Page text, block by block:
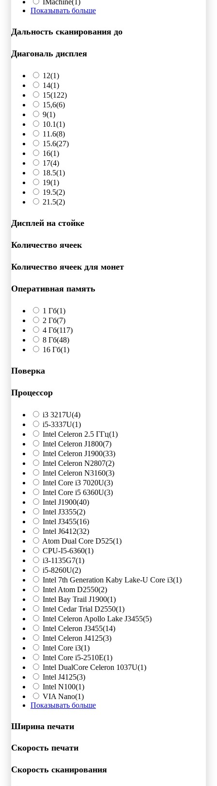
IMachine(1)
Показывать больше
Дальность сканирования до
Диагональ дисплея
12(1)
14(1)
15(122)
15,6(6)
9(1)
10.1(1)
11.6(8)
15.6(27)
16(1)
17(4)
18.5(1)
19(1)
19.5(2)
21.5(2)
Дисплей на стойке
Количество ячеек
Количество ячеек для монет
Оперативная память
1 Гб(1)
2 Гб(7)
4 Гб(117)
8 Гб(48)
16 Гб(1)
Поверка
Процессор
i3 3217U(4)
i5-3337U(1)
Intel Celeron 2.5 ГГц(1)
Intel Celeron J1800(7)
Intel Celeron J1900(33)
Intel Celeron N2807(2)
Intel Celeron N3160(3)
Intel Core i3 7020U(3)
Intel Core i5 6360U(3)
Intel J1900(40)
Intel J3355(2)
Intel J3455(16)
Intel J6412(32)
Atom Dual Core D525(1)
CPU-I5-6360(1)
i3-1135G7(1)
i5-8260U(2)
Intel 7th Generation Kaby Lake-U Core i3(1)
Intel Atom D2550(2)
Intel Bay Trail J1900(1)
Intel Cedar Trial D2550(1)
Intel Celeron Apollo Lake J3455(5)
Intel Celeron J3455(14)
Intel Celeron J4125(3)
Intel Core i3(1)
Intel Core i5-2510E(1)
Intel DualCore Celeron 1037U(1)
Intel J4125(3)
Intel N100(1)
VIA Nano(1)
Показывать больше
Ширина печати
Скорость печати
Скорость сканирования